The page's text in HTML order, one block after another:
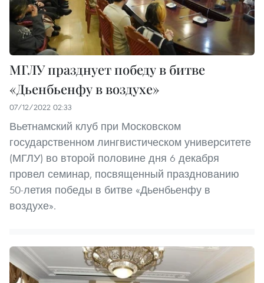
МГЛУ празднует победу в битве
«Дьенбьенфу в воздухе»
07/12/2022 02:33
Вьетнамский клуб при Московском
государственном лингвистическом университете
(МГЛУ) во второй половине дня 6 декабря
провел семинар, посвященный празднованию
50-летия победы в битве «Дьенбьенфу в
воздухе».